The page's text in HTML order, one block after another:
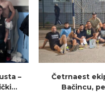
–
Četrnaest
Bačincu,